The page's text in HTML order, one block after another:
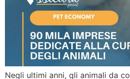
Negli ultimi anni, gli animali da